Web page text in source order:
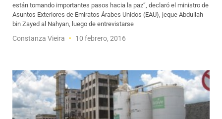
están tomando importantes pasos hacia la paz”, declaró el ministro de
Asuntos Exteriores de Emiratos Árabes Unidos (EAU), jeque Abdullah
bin Zayed al Nahyan, luego de entrevistarse
Constanza Vieira 10 febrero, 2016